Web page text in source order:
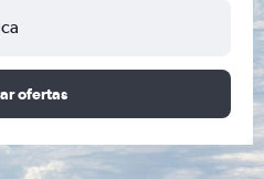
ofertas